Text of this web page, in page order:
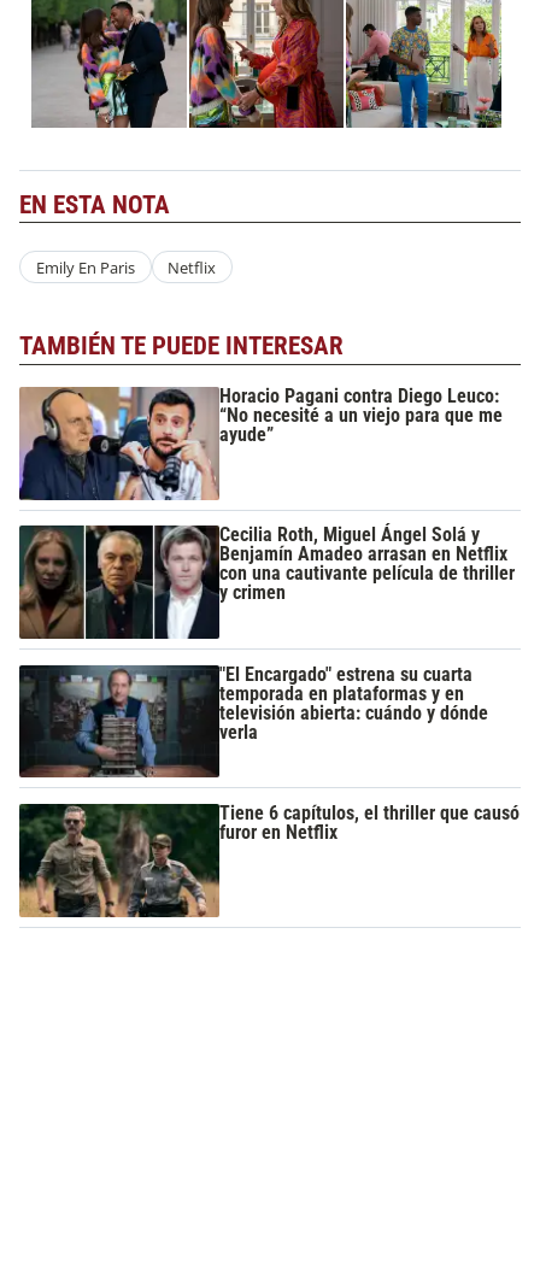
EN ESTA NOTA
Emily En Paris Netflix
TAMBIÉN TE PUEDE INTERESAR
Horacio Pagani contra Diego Leuco:
“No necesité a un viejo para que me
ayude”
Cecilia Roth, Miguel Ángel Solá y
Benjamín Amadeo arrasan en Netflix
con una cautivante película de thriller
y crimen
"El Encargado" estrena su cuarta
temporada en plataformas y en
televisión abierta: cuándo y dónde
verla
Tiene 6 capítulos, el thriller que causó
furor en Netflix